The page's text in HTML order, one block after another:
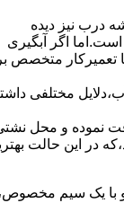
درب ﻧﯿﺰ دﯾﺪه
اگر آبگیری
تعمیرکار
مختلفی
نموده و ﻣﺤﻞ
این حالت